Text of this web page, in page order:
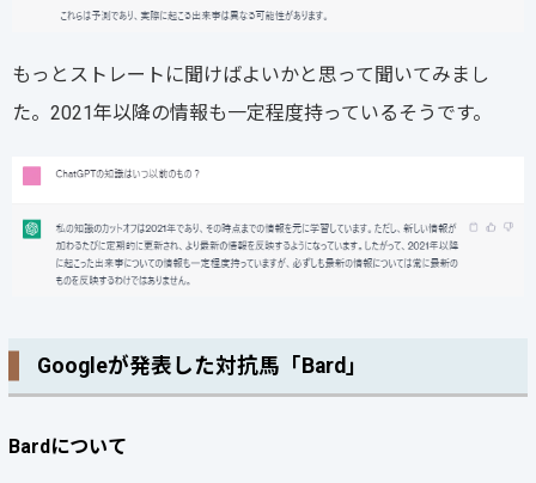
もっとストレートに聞けばよいかと思って聞いてみまし
た。2021年以降の情報も一定程度持っているそうです。
Googleが発表した対抗馬「Bard」
Bardについて